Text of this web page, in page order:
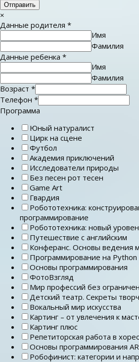
Отправить
×
Данные родителя *
Имя
Фамилия
Данные ребенка *
Имя
Фамилия
Возраст *
Телефон *
Программа
Юный натуралист
Цирк на сцене
Футбол
Академия приключений
Исследователи природы
Без песен рот тесен
Game Art
Гвардия
Робототехника:
программирование
Робототехника: новый
Путешествие с английским
Конферанс. Основы ведения
Программирование на Python
Основы программирования
ФотоВзгляд
Мир профессий без
Детский театр. Секреты
Вокальный мир искусства
Картинг – от увлечения к
Картинг плюс
Репетиторская работа в
Основы программирования
Робофинист: категории и